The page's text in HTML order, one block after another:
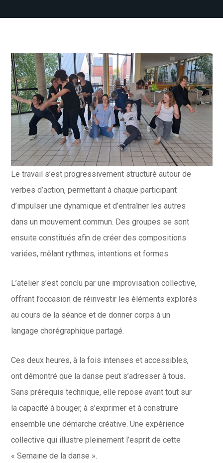
Le travail s’est progressivement structuré autour de
verbes d’action, permettant à chaque participant
d’impulser une dynamique et d’entraîner les autres
dans un mouvement commun. Des groupes se sont
ensuite constitués afin de créer des compositions
variées, mêlant rythmes, intentions et formes.
L’atelier s’est conclu par une improvisation collective,
offrant l’occasion de réinvestir les éléments explorés
au cours de la séance et de donner corps à un
langage chorégraphique partagé.
Ces deux heures, à la fois intenses et accessibles,
ont démontré que la danse peut s’adresser à tous.
Sans prérequis technique, elle repose avant tout sur
la capacité à bouger, à s’exprimer et à construire
ensemble une démarche créative. Une expérience
collective qui illustre pleinement l’esprit de cette
« Semaine de la danse ».